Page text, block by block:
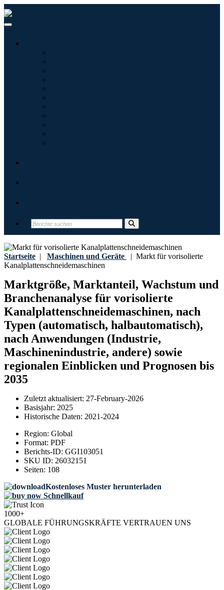
Startseite | Maschinen und Geräte | Markt für vorisolierte
Kanalplattenschneidemaschinen
Marktgröße, Marktanteil, Wachstum und
Branchenanalyse für vorisolierte
Kanalplattenschneidemaschinen, nach
Typen (automatisch, halbautomatisch),
nach Anwendungen (Industrie,
Maschinenindustrie, andere) sowie
regionalen Einblicken und Prognosen bis
2035
Zuletzt aktualisiert: 27-February-2026
Basisjahr: 2025
Historische Daten: 2021-2024
Region: Global
Format: PDF
Berichts-ID: GGI103051
SKU ID: 26032151
Seiten: 108
Kostenloses Muster herunterladen
Schnellkauf
1000+
GLOBALE FÜHRUNGSKRÄFTE VERTRAUEN UNS